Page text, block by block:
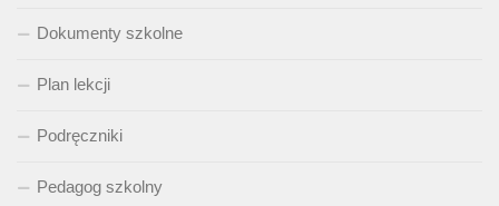
Dokumenty szkolne
Plan lekcji
Podręczniki
Pedagog szkolny